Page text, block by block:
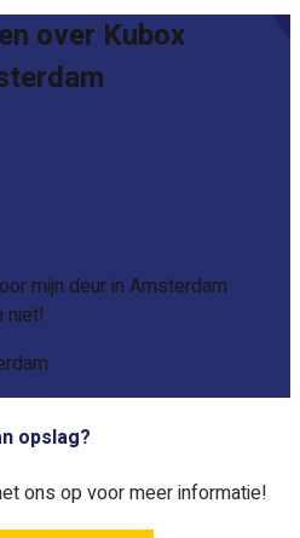
over Kubox
mijn deur in Amsterdam
niet!
opslag?
ons op voor meer informatie!